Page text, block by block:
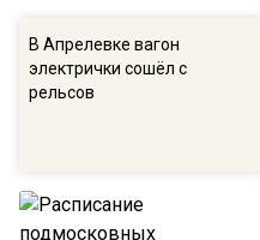
В Апрелевке вагон
электрички сошёл с
рельсов